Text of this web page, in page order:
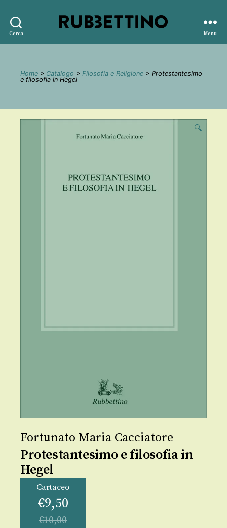
Cerca
editore
Menu
Home > Catalogo > Filosofia e Religione > Protestantesimo
e filosofia in Hegel
🔍
Fortunato Maria Cacciatore
Protestantesimo e filosofia in
Hegel
Cartaceo
€9,50
€10,00